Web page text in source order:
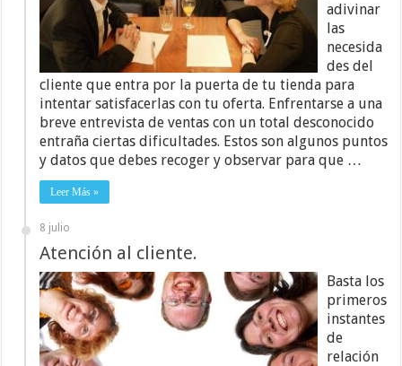
adivinar
las
necesida
des del
cliente que entra por la puerta de tu tienda para
intentar satisfacerlas con tu oferta. Enfrentarse a una
breve entrevista de ventas con un total desconocido
entraña ciertas dificultades. Estos son algunos puntos
y datos que debes recoger y observar para que …
Leer Más »
8 julio
Atención al cliente.
Basta los
primeros
instantes
de
relación